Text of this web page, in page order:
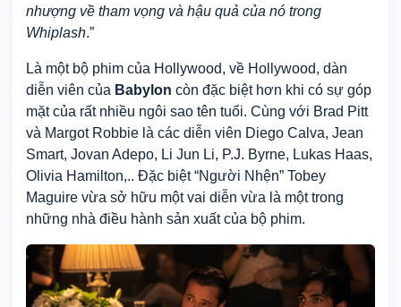
nhượng về tham vọng và hậu quả của nó trong
Whiplash.”
Là một bộ phim của Hollywood, về Hollywood, dàn
diễn viên của Babylon còn đặc biệt hơn khi có sự góp
mặt của rất nhiều ngôi sao tên tuổi. Cùng với Brad Pitt
và Margot Robbie là các diễn viên Diego Calva, Jean
Smart, Jovan Adepo, Li Jun Li, P.J. Byrne, Lukas Haas,
Olivia Hamilton,.. Đặc biệt “Người Nhện” Tobey
Maguire vừa sở hữu một vai diễn vừa là một trong
những nhà điều hành sản xuất của bộ phim.